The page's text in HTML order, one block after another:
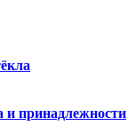
и принадлежности